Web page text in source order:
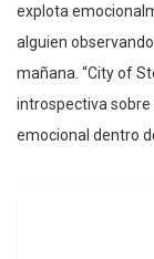
explota
alguien
mañana. “City of
introspectiva
emocional dentro